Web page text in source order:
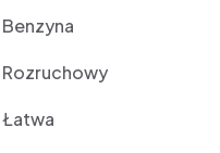
Benzyna
Rozruchowy
Łatwa